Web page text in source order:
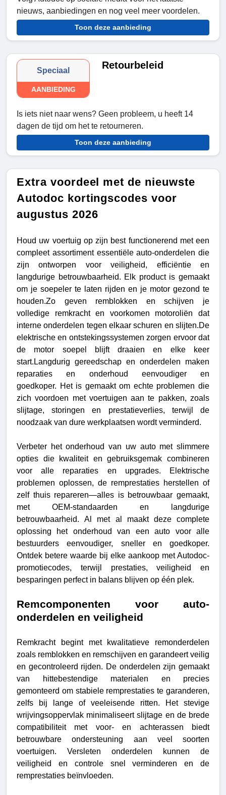
nieuws, aanbiedingen en nog veel meer voordelen.
Toon deze aanbieding
Speciaal
AANBIEDING
Retourbeleid
Is iets niet naar wens? Geen probleem, u heeft 14
dagen de tijd om het te retourneren.
Toon deze aanbieding
Extra voordeel met de nieuwste
Autodoc kortingscodes voor
augustus 2026
Houd uw voertuig op zijn best functionerend met een
compleet assortiment essentiële auto-onderdelen die
zijn ontworpen voor veiligheid, efficiëntie en
langdurige betrouwbaarheid. Elk product is gemaakt
om je soepeler te laten rijden en je motor gezond te
houden.Zo geven remblokken en schijven je
volledige remkracht en voorkomen motoroliën dat
interne onderdelen tegen elkaar schuren en slijten.De
elektrische en ontstekingssystemen zorgen ervoor dat
de motor soepel blijft draaien en elke keer
start.Langdurig gereedschap en onderdelen maken
reparaties en onderhoud eenvoudiger en
goedkoper. Het is gemaakt om echte problemen die
zich voordoen met voertuigen aan te pakken, zoals
slijtage, storingen en prestatieverlies, terwijl de
noodzaak van dure werkplaatsen wordt verminderd.
Verbeter het onderhoud van uw auto met slimmere
opties die kwaliteit en gebruiksgemak combineren
voor alle reparaties en upgrades. Elektrische
problemen oplossen, de remprestaties herstellen of
zelf thuis repareren—alles is betrouwbaar gemaakt,
met OEM-standaarden en langdurige
betrouwbaarheid.Al met al maakt deze complete
oplossing het onderhoud van een auto voor alle
bestuurders eenvoudiger, sneller en goedkoper.
Ontdek betere waarde bij elke aankoop met Autodoc-
promotiecodes, terwijl prestaties, veiligheid en
besparingen perfect in balans blijven op één plek.
Remcomponenten voor auto-
onderdelen en veiligheid
Remkracht begint met kwalitatieve remonderdelen
zoals remblokken en remschijven en garandeert veilig
en gecontroleerd rijden. De onderdelen zijn gemaakt
van hittebestendige materialen en precies
gemonteerd om stabiele remprestaties te garanderen,
zelfs bij lange of veeleisende ritten. Het stevige
wrijvingsoppervlak minimaliseert slijtage en de brede
compatibiliteit met voor- en achterassen biedt
betrouwbare ondersteuning aan veel soorten
voertuigen. Versleten onderdelen kunnen de
veiligheid en controle snel verminderen en de
remprestaties beïnvloeden.